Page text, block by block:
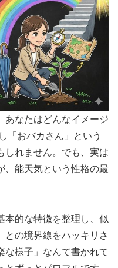
あなたはどんなイメージ
「おバカさん」という
しれません。でも、実は
、能天気という性格の最
本的な特徴を整理し、似
との境界線をハッキリさ
な様子」なんて書かれて